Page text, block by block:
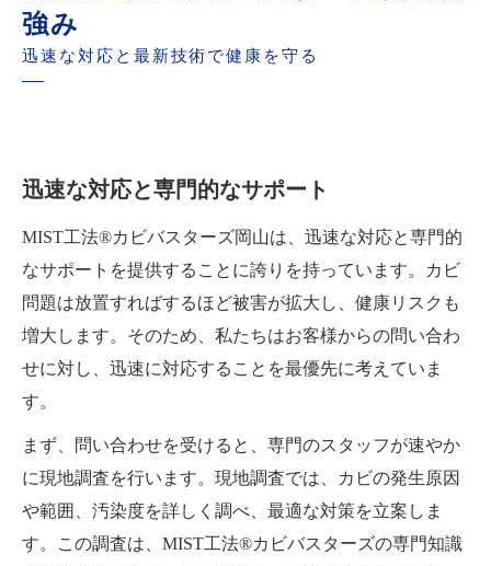
強み
迅速な対応と最新技術で健康を守る
迅速な対応と専門的なサポート
MIST工法®カビバスターズ岡山は、迅速な対応と専門的
なサポートを提供することに誇りを持っています。カビ
問題は放置すればするほど被害が拡大し、健康リスクも
増大します。そのため、私たちはお客様からの問い合わ
せに対し、迅速に対応することを最優先に考えていま
す。
まず、問い合わせを受けると、専門のスタッフが速やか
に現地調査を行います。現地調査では、カビの発生原因
や範囲、汚染度を詳しく調べ、最適な対策を立案しま
す。この調査は、MIST工法®カビバスターズの専門知識